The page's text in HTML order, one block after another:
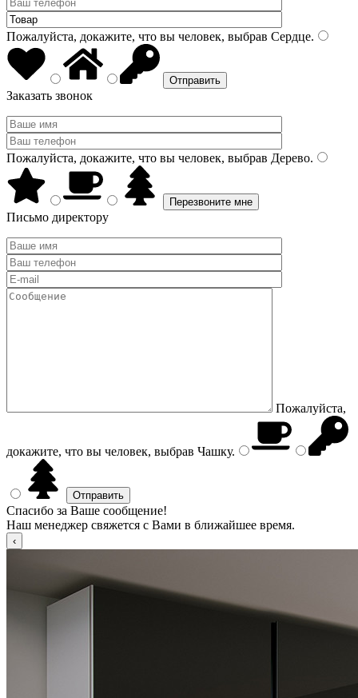
Пожалуйста, докажите, что вы человек, выбрав Сердце.
Заказать звонок
Пожалуйста, докажите, что вы человек, выбрав Дерево.
Письмо директору
Пожалуйста,
докажите, что вы человек, выбрав Чашку.
Спасибо за Ваше сообщение!
Наш менеджер свяжется с Вами в ближайшее время.